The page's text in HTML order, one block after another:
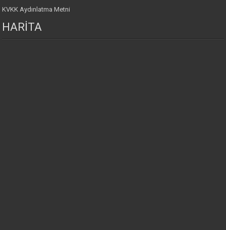
KVKK Aydınlatma Metni
HARİTA